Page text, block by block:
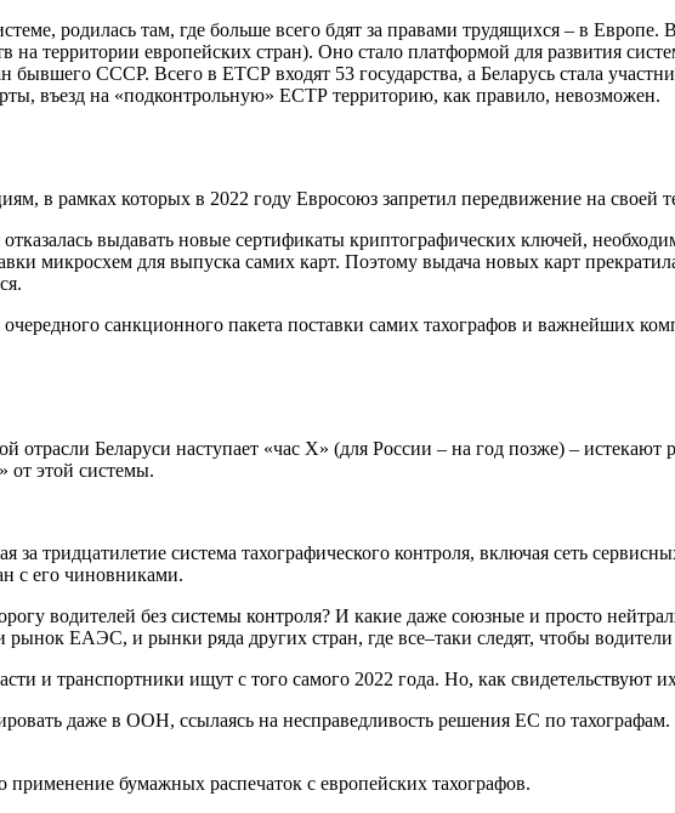
родилась там, где больше всего бдят за правами трудящихся – в
на территории европейских стран). Оно стало платформой для развития
бывшего СССР. Всего в ЕТСР входят 53 государства, а Беларусь стала
въезд на «подконтрольную» ЕСТР территорию, как правило, невозможен.
в рамках которых в 2022 году Евросоюз запретил передвижение на своей
выдавать новые сертификаты криптографических ключей,
микросхем для выпуска самих карт. Поэтому выдача новых карт
санкционного пакета поставки самих тахографов и важнейших
отрасли Беларуси наступает «час X» (для России – на год позже) –
от этой системы.
за тридцатилетие система тахографического контроля, включая сеть
с его чиновниками.
водителей без системы контроля? И какие даже союзные и просто
рынок ЕАЭС, и рынки ряда других стран, где все–таки следят, чтобы
и транспортники ищут с того самого 2022 года. Но, как свидетельствуют
даже в ООН, ссылаясь на несправедливость решения ЕС по
бумажных распечаток с европейских тахографов.